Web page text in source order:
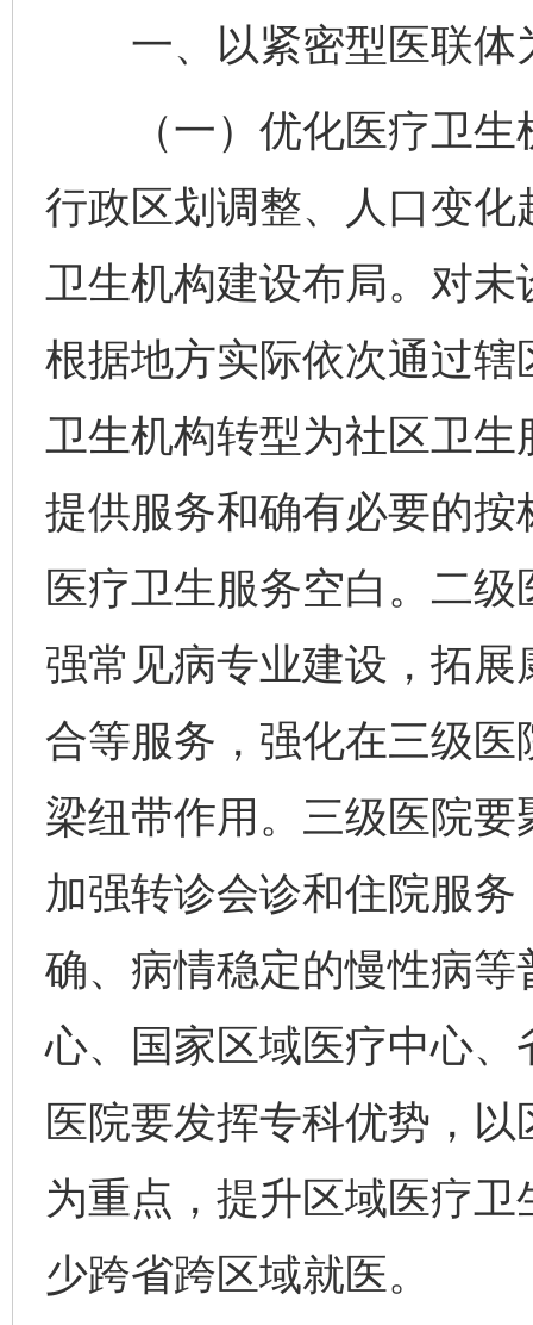
一、以紧密型医联体
（一）优化医疗卫生
行政区划调整、人口变
卫生机构建设布局。对
根据地方实际依次通过
卫生机构转型为社区卫
提供服务和确有必要的
医疗卫生服务空白。二
强常见病专业建设，拓
合等服务，强化在三级
梁纽带作用。三级医院
加强转诊会诊和住院服
确、病情稳定的慢性病
心、国家区域医疗中心
医院要发挥专科优势，
为重点，提升区域医疗
少跨省跨区域就医。